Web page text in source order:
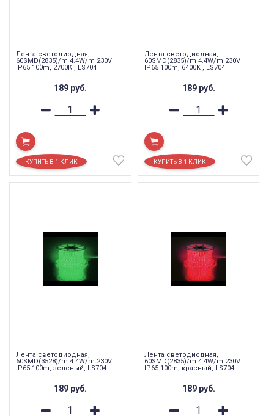
Лента светодиодная,
60SMD(2835)/m 4.4W/m 230V
IP65 100m, 2700К , LS704
189 руб.
Лента светодиодная,
60SMD(2835)/m 4.4W/m 230V
IP65 100m, 6400K , LS704
189 руб.
Лента светодиодная,
60SMD(3528)/m 4.4W/m 230V
IP65 100m, зеленый, LS704
189 руб.
Лента светодиодная,
60SMD(2835)/m 4.4W/m 230V
IP65 100m, красный, LS704
189 руб.